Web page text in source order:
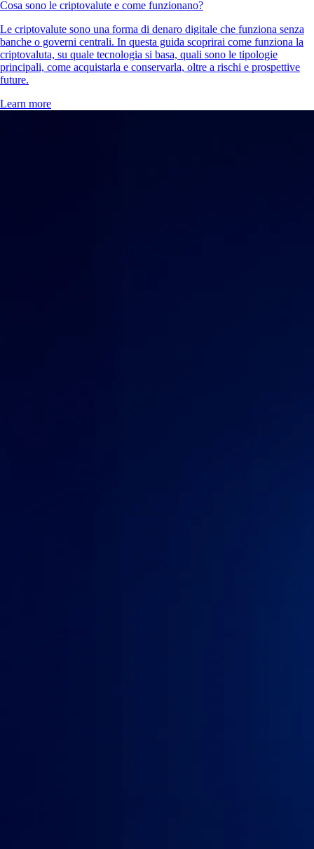
Cosa sono le criptovalute e come funzionano?
Le criptovalute sono una forma di denaro digitale che funziona senza
banche o governi centrali. In questa guida scoprirai come funziona la
criptovaluta, su quale tecnologia si basa, quali sono le tipologie
principali, come acquistarla e conservarla, oltre a rischi e prospettive
future.
Learn more